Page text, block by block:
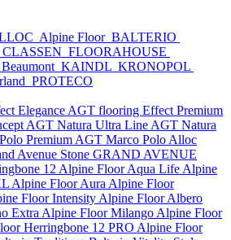
Alpine Floor BALTERIO
CLASSEN FLOORAHOUSE
Beaumont KAINDL KRONOPOL
PROTECO
Elegance AGT flooring Effect Premium
AGT Natura Ultra Line AGT Natura
Premium AGT Marco Polo Alloc
Avenue Stone GRAND AVENUE
12 Alpine Floor Aqua Life Alpine
Alpine Floor Aura Alpine Floor
Floor Intensity Alpine Floor Albero
Extra Alpine Floor Milango Alpine Floor
Herringbone 12 PRO Alpine Floor